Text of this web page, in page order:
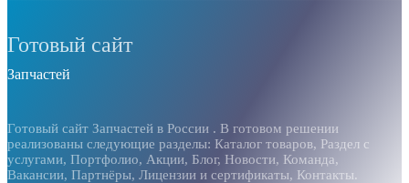
Готовый сайт
Запчастей
Готовый сайт Запчастей в России . В готовом решении
реализованы следующие разделы: Каталог товаров, Раздел с
услугами, Портфолио, Акции, Блог, Новости, Команда,
Вакансии, Партнёры, Лицензии и сертификаты, Контакты.